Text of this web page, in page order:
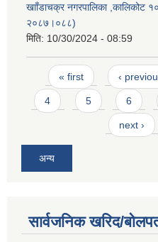
खााँडाचक्र नगरपालिका ,कालिकोट
२०८७।०८८)
मिति: 10/30/2024 - 08:59
Pages
« first ‹
4 5 6
next ›
अन्य
सार्वजनिक खरिद/